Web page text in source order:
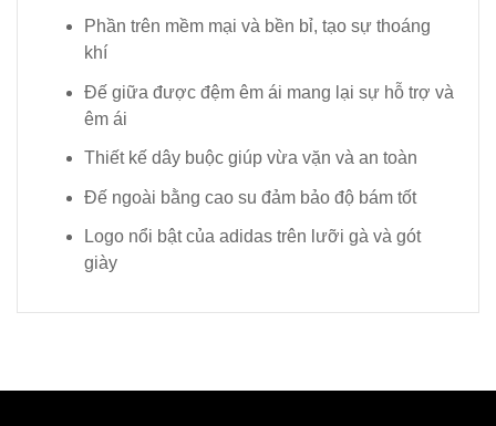
Phần trên mềm mại và bền bỉ, tạo sự thoáng
khí
Đế giữa được đệm êm ái mang lại sự hỗ trợ và
êm ái
Thiết kế dây buộc giúp vừa vặn và an toàn
Đế ngoài bằng cao su đảm bảo độ bám tốt
Logo nổi bật của adidas trên lưỡi gà và gót
giày